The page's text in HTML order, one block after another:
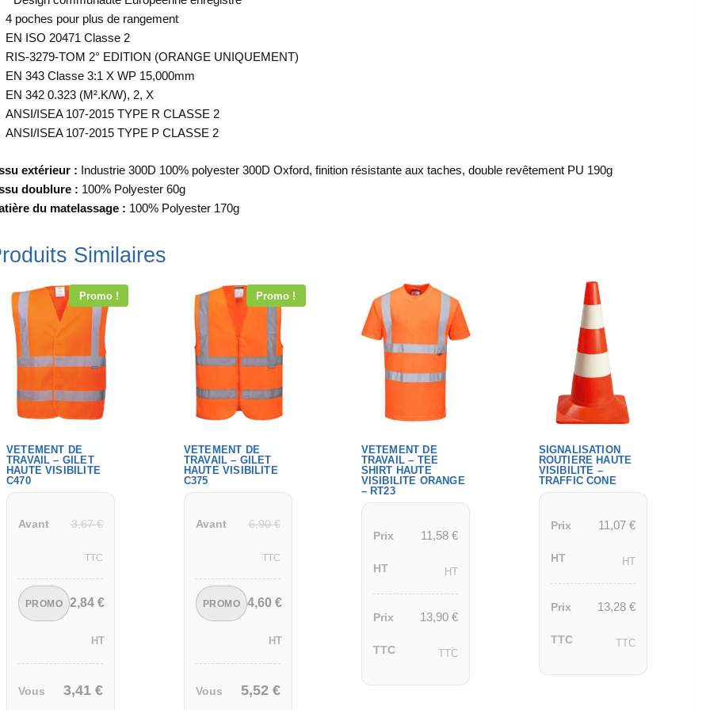
4 poches pour plus de rangement
EN ISO 20471 Classe 2
RIS-3279-TOM 2° EDITION (ORANGE UNIQUEMENT)
EN 343 Classe 3:1 X WP 15,000mm
EN 342 0.323 (M².K/W), 2, X
ANSI/ISEA 107-2015 TYPE R CLASSE 2
ANSI/ISEA 107-2015 TYPE P CLASSE 2
extérieur : Industrie 300D 100% polyester 300D Oxford, finition résistante aux taches, double revêtement PU 190g
doublure : 100% Polyester 60g
du matelassage : 100% Polyester 170g
Similaires
Promo !
VETEMENT DE
TRAVAIL – GILET
HAUTE VISIBILITE
C470
Avant 3,67€
TTC
PROMO 2,84€
HT
Vous 3,41 €
Promo !
VETEMENT DE
TRAVAIL – GILET
HAUTE VISIBILITE
C375
Avant 6,90€
TTC
PROMO 4,60€
HT
Vous 5,52 €
VETEMENT DE
TRAVAIL – TEE
SHIRT HAUTE
VISIBILITE ORANGE
– RT23
Prix
HT
11,58 €
HT
Prix
TTC
13,90 €
TTC
SIGNALISATION
ROUTIERE HAUTE
VISIBILITE –
TRAFFIC CONE
Prix
HT
11,07 €
HT
Prix
TTC
13,28 €
TTC